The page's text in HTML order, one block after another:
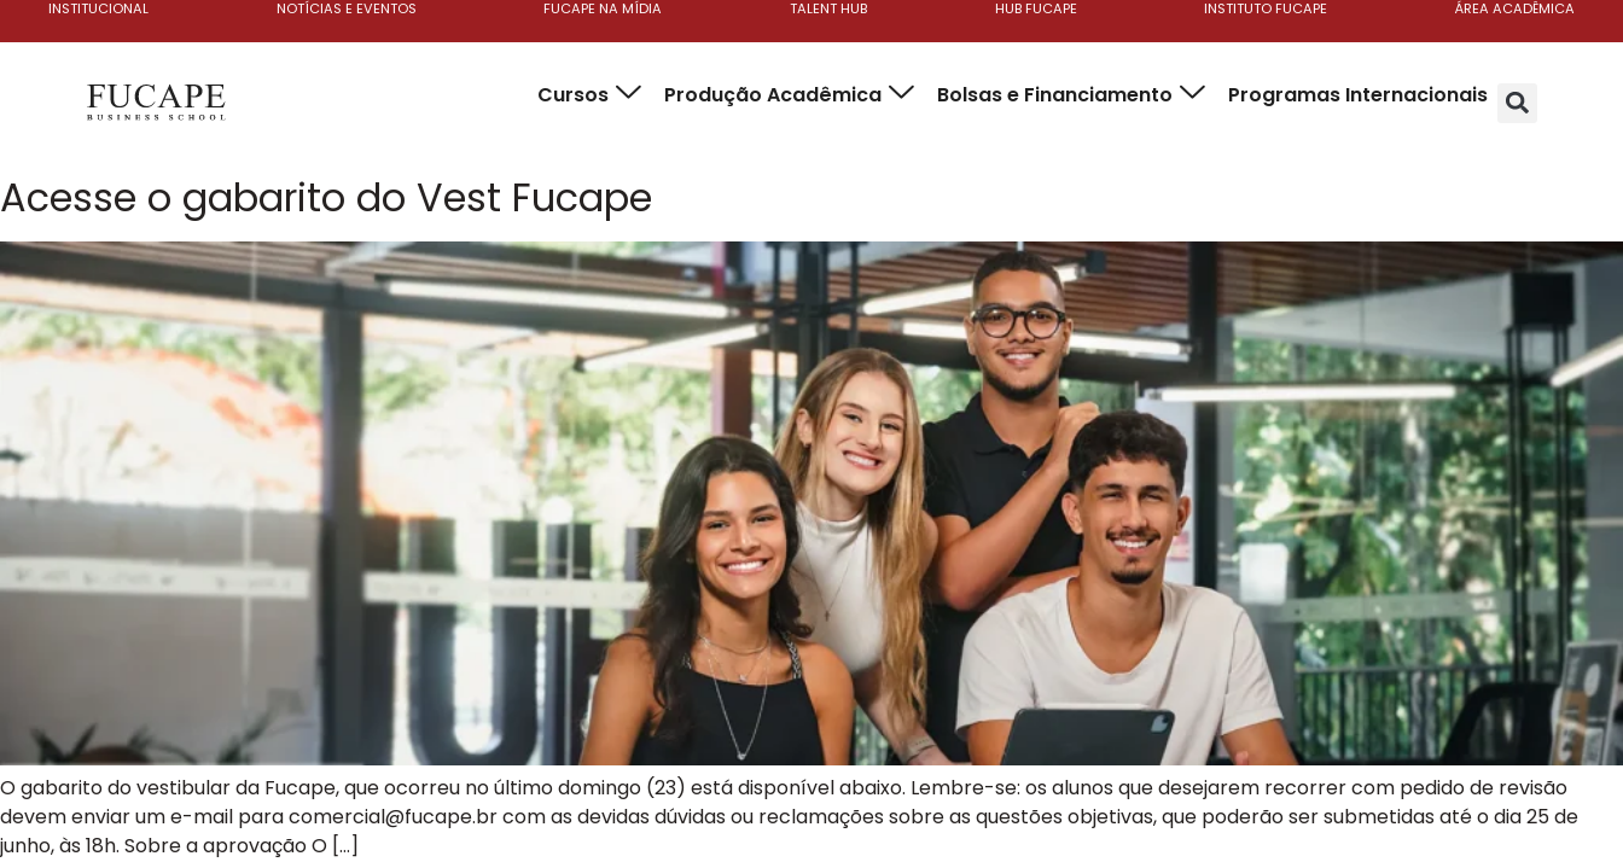
INSTITUCIONAL NOTÍCIAS E EVENTOS FUCAPE NA MÍDIA TALENT HUB HUB FUCAPE INSTITUTO FUCAPE ÁREA ACADÊMICA
Cursos Produção Acadêmica Bolsas e Financiamento Programas Internacionais
Acesse o gabarito do Vest Fucape
O gabarito do vestibular da Fucape, que ocorreu no último domingo (23) está disponível abaixo. Lembre-se: os alunos que desejarem recorrer com pedido de revisão
devem enviar um e-mail paracomercial@fucape.brcom as devidas dúvidas ou reclamações sobre as questões objetivas, que poderão ser submetidas até o dia 25 de
junho, às 18h. Sobre a aprovação O […]